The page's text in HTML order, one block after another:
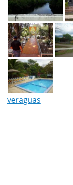
veraguas